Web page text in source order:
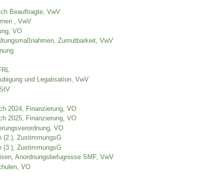
Beauftragte, VwV
, VwV
VO
Zumutbarkeit, VwV
und Legalisation, VwV
2024, Finanzierung, VO
2025, Finanzierung, VO
VO
(2.), ZustimmungsG
(3.), ZustimmungsG
Anordnungsbefugnisse SMF, VwV
VO